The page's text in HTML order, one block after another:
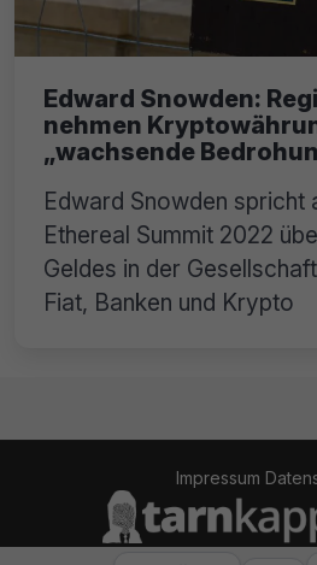
Edward Snowden:
nehmen
„wachsende
Edward Snowden spricht
Ethereal Summit 2022
Geldes in der
Fiat, Banken und Krypto
Impressum